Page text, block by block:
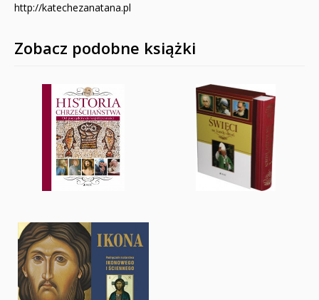
http://katechezanatana.pl
Zobacz podobne książki